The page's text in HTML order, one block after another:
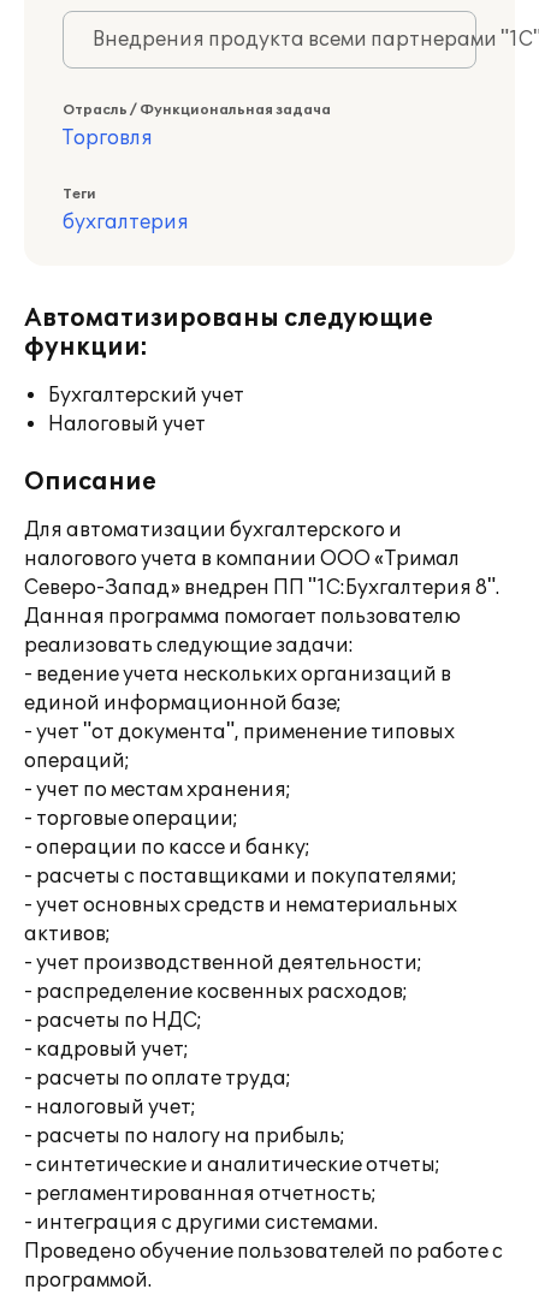
Внедрения продукта всеми партнерами
Отрасль / Функциональная задача
Торговля
Теги
бухгалтерия
Автоматизированы следующие
функции:
Бухгалтерский учет
Налоговый учет
Описание
Для автоматизации бухгалтерского и
налогового учета в компании ООО «Тримал
Северо-Запад» внедрен ПП "1С:Бухгалтерия 8".
Данная программа помогает пользователю
реализовать следующие задачи:
- ведение учета нескольких организаций в
единой информационной базе;
- учет "от документа", применение типовых
операций;
- учет по местам хранения;
- торговые операции;
- операции по кассе и банку;
- расчеты с поставщиками и покупателями;
- учет основных средств и нематериальных
активов;
- учет производственной деятельности;
- распределение косвенных расходов;
- расчеты по НДС;
- кадровый учет;
- расчеты по оплате труда;
- налоговый учет;
- расчеты по налогу на прибыль;
- синтетические и аналитические отчеты;
- регламентированная отчетность;
- интеграция с другими системами.
Проведено обучение пользователей по работе с
программой.